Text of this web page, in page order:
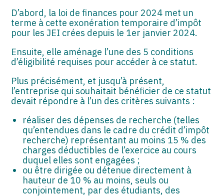
D’abord, la loi de finances pour 2024 met un
terme à cette exonération temporaire d’impôt
pour les JEI crées depuis le 1er janvier 2024.
Ensuite, elle aménage l’une des 5 conditions
d’éligibilité requises pour accéder à ce statut.
Plus précisément, et jusqu’à présent,
l’entreprise qui souhaitait bénéficier de ce statut
devait répondre à l’un des critères suivants :
réaliser des dépenses de recherche (telles
qu’entendues dans le cadre du crédit d’impôt
recherche) représentant au moins 15 % des
charges déductibles de l’exercice au cours
duquel elles sont engagées ;
ou être dirigée ou détenue directement à
hauteur de 10 % au moins, seuls ou
conjointement, par des étudiants, des